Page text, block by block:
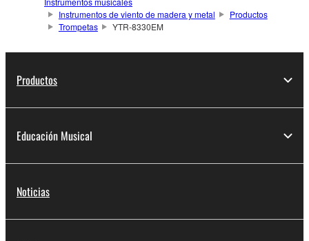
Instrumentos de viento de madera y metal
Productos
Trompetas
YTR-8330EM
Productos
Educación Musical
Noticias